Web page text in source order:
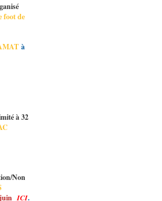
foot de
à
à 32
Non
ICI.